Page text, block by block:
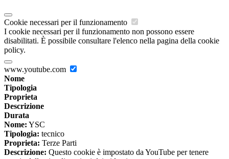
Cookie necessari per il funzionamento
I cookie necessari per il funzionamento non possono essere
disabilitati. È possibile consultare l'elenco nella pagina della cookie
policy.
www.youtube.com
Nome
Tipologia
Proprieta
Descrizione
Durata
Nome: YSC
Tipologia: tecnico
Proprieta: Terze Parti
Descrizione: Questo cookie è impostato da YouTube per tenere